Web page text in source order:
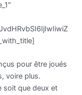
pour être joués
voire plus.
soit que deux et